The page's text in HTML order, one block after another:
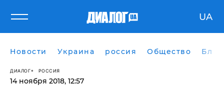
UA
Новости Украина россия Общество
ДИАЛОГ РОССИЯ
14 ноября 2018, 12:57